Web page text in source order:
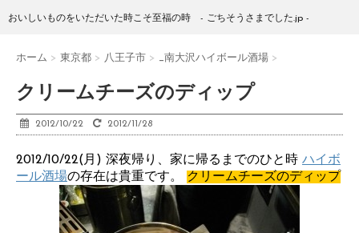
おいしいものをいただいた時こそ至福の時 - ごちそうさまでした.jp -
ホーム > 東京都 > 八王子市 > _南大沢ハイボール酒場 >
クリームチーズのディップ
2012/10/22 2012/11/28
2012/10/22(月) 深夜帰り、家に帰るまでのひと時 ハイボ
ール酒場の存在は貴重です。 クリームチーズのディップ